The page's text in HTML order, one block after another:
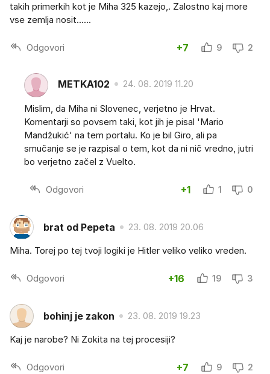
takih primerkih kot je Miha 325 kazejo,. Zalostno kaj more
vse zemlja nosit......
Odgovori +7 9 2
METKA102 24. 08. 2019 11.20
Mislim, da Miha ni Slovenec, verjetno je Hrvat.
Komentarji so povsem taki, kot jih je pisal 'Mario
Mandžukić' na tem portalu. Ko je bil Giro, ali pa
smučanje se je razpisal o tem, kot da ni nič vredno, jutri
bo verjetno začel z Vuelto.
Odgovori +1 1 0
brat od Pepeta 23. 08. 2019 20.06
Miha. Torej po tej tvoji logiki je Hitler veliko veliko vreden.
Odgovori +16 19 3
bohinj je zakon 23. 08. 2019 19.23
Kaj je narobe? Ni Zokita na tej procesiji?
Odgovori +7 9 2